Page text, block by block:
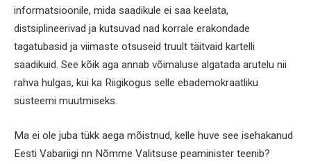
informatsioonile, mida saadikule ei saa keelata,
distsiplineerivad ja kutsuvad nad korrale erakondade
tagatubasid ja viimaste otsuseid truult täitvaid kartelli
saadikuid. See kõik aga annab võimaluse algatada arutelu nii
rahva hulgas, kui ka Riigikogus selle ebademokraatliku
süsteemi muutmiseks.
Ma ei ole juba tükk aega mõistnud, kelle huve see isehakanud
Eesti Vabariigi nn Nõmme Valitsuse peaminister teenib?